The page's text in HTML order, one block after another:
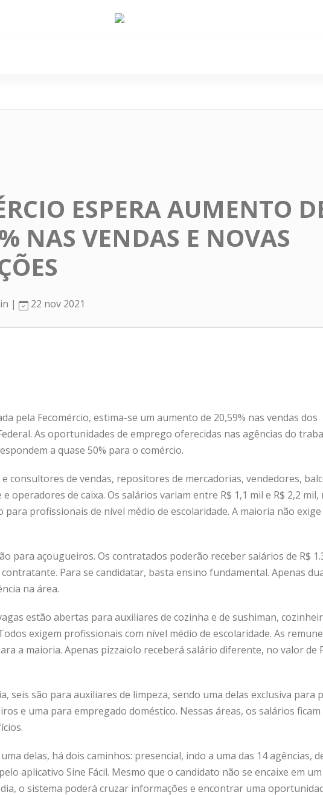
ESPERA AUMENTO
NAS VENDAS E NOVAS
| 22 nov 2021
pela Fecomércio, estima-se um aumento de 20,59% nas vendas dos
As oportunidades de emprego oferecidas nas agências do
a quase 50% para o comércio.
consultores de vendas, repositores de mercadorias, vendedores,
operadores de caixa. Os salários variam entre R$ 1,1 mil e R$ 2,2 mil,
para profissionais de nível médio de escolaridade. A maioria não exige
para açougueiros. Os contratados poderão receber salários de R$
Para se candidatar, basta ensino fundamental. Apenas
na área.
estão abertas para auxiliares de cozinha e de sushiman,
exigem profissionais com nível médio de escolaridade. As
a maioria. Apenas pizzaiolo receberá salário diferente, no valor de
seis são para auxiliares de limpeza, sendo uma delas exclusiva para
e uma para empregado doméstico. Nessas áreas, os salários ficam
delas, há dois caminhos: presencial, indo a uma das 14 agências,
aplicativo Sine Fácil. Mesmo que o candidato não se encaixe em
o sistema poderá cruzar informações e encontrar uma